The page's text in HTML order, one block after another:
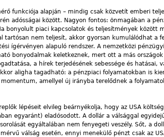
funkciója alapján – mindig csak közvetít emberi
adósságai között. Nagyon fontos: önmagában a
bonyolult piaci kapcsolatok és teljesítmények között
tartósan nem teljesít, akkor gyorsan kumulálódhat a
ígérvényen alapuló rendszer. A nemzetközi
bonyodalmak keletkeznek, mert ott a más
a hírek terjedésének sebessége és hatásai,
aligha tagadható: a pénzpiaci folyamatokban is
amellyel új irányba terelődnek a
lépéseit elvileg beárnyékolja, hogy az USA
egyaránt) eladósodott. A dollár a válsággal
egyáltalában nem fenyegeti veszély. Sőt, a
válság esetén, ennyi menekülő pénzt csak az